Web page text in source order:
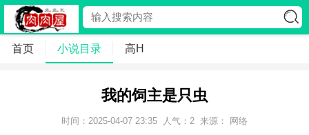
首页 小说目录 高H
我的饲主是只虫
时间：2025-04-07 23:35 人气： 2 来源： 网络